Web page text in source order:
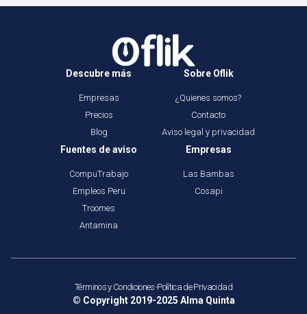
Descubre más
Empresas
Precios
Blog
Sobre Oflik
¿Quienes somos?
Contacto
Aviso legal y privacidad
Fuentes de aviso
CompuTrabajo
Empleos Peru
Troomes
Antamina
Empresas
Las Bambas
Cosapi
Términos y Condiciones-Política de Privacidad
© Copyright 2019-2025 Alma Quinta